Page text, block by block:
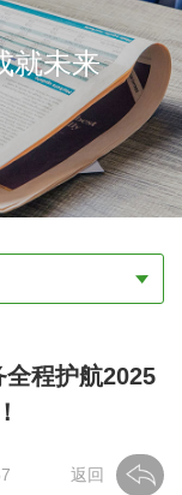
就未来
程护航2025
返回